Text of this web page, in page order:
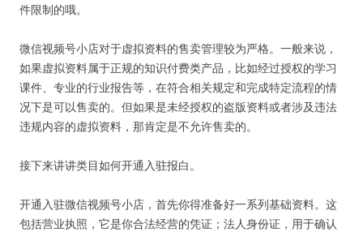
件限制的哦。
微信视频号小店对于虚拟资料的售卖管理较为严格。一般来说，
如果虚拟资料属于正规的知识付费类产品，比如经过授权的学习
课件、专业的行业报告等，在符合相关规定和完成特定流程的情
况下是可以售卖的。但如果是未经授权的盗版资料或者涉及违法
违规内容的虚拟资料，那肯定是不允许售卖的。
接下来讲讲类目如何开通入驻报白。
开通入驻微信视频号小店，首先你得准备好一系列基础资料。这
包括营业执照，它是你合法经营的凭证；法人身份证，用于确认